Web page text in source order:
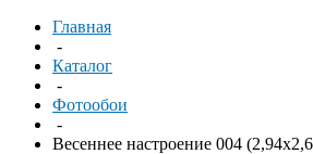
Главная
-
Каталог
-
Фотообои
-
Весеннее настроение 004